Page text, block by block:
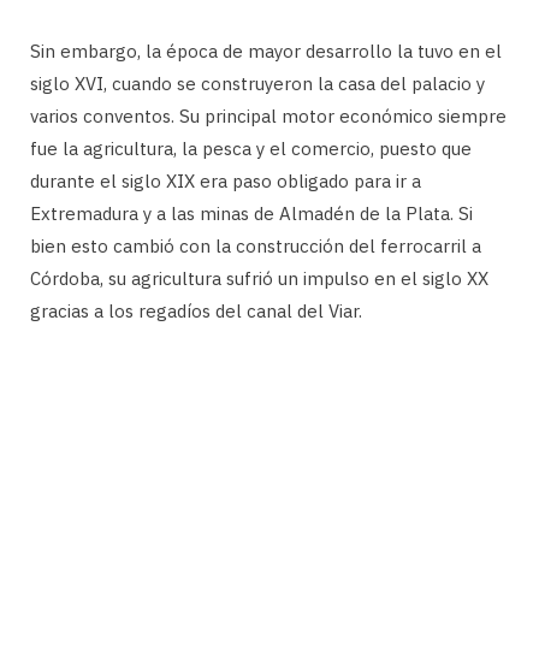
Sin embargo, la época de mayor desarrollo la tuvo en el
siglo XVI, cuando se construyeron la casa del palacio y
varios conventos. Su principal motor económico siempre
fue la agricultura, la pesca y el comercio, puesto que
durante el siglo XIX era paso obligado para ir a
Extremadura y a las minas de Almadén de la Plata. Si
bien esto cambió con la construcción del ferrocarril a
Córdoba, su agricultura sufrió un impulso en el siglo XX
gracias a los regadíos del canal del Viar.